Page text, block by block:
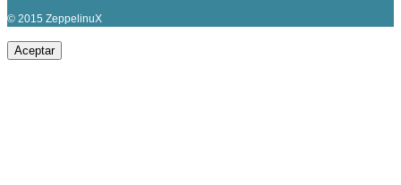
© 2015 ZeppelinuX
Aceptar